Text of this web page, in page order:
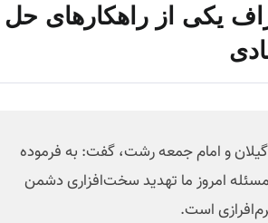
یکی از راهکارهای حل
گیلان و امام جمعه رشت، گفت: به فرموده
امروز ما تهدید سخت‌افزاری دشمن
است.